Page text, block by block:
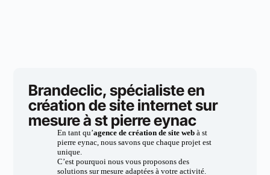
Brandeclic, spécialiste en
création de site internet sur
mesure à st pierre eynac
En tant qu’agence de création de site webà st
pierre eynac, nous savons que chaque projet est
unique.
C’est pourquoi nous vous proposons des
solutions sur mesure adaptées à votre activité.